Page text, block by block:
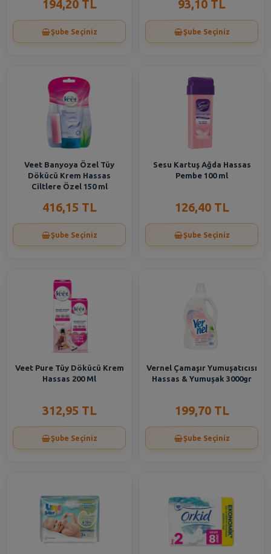
194,20 TL
Şube Seçiniz
93,10 TL
Şube Seçiniz
Veet Banyoya Özel Tüy
Dökücü Krem Hassas
Ciltlere Özel 150 ml
416,15 TL
Şube Seçiniz
Sesu Kartuş Ağda Hassas
Pembe 100 ml
126,40 TL
Şube Seçiniz
Veet Pure Tüy Dökücü Krem
Hassas 200 Ml
312,95 TL
Şube Seçiniz
Vernel Çamaşır Yumuşatıcısı
Hassas & Yumuşak 3000gr
199,70 TL
Şube Seçiniz